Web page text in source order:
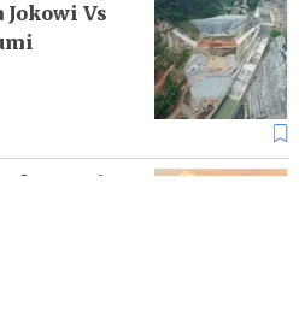
Vs
Ini